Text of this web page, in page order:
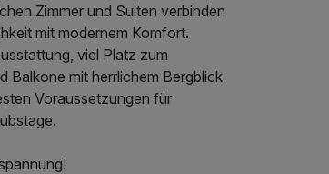
Zimmer und Suiten verbinden
mit modernem Komfort.
viel Platz zum
Balkone mit herrlichem Bergblick
Voraussetzungen für